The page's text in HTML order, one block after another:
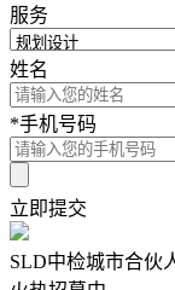
服务
姓名
*手机号码
立即提交
SLD中检城市合伙